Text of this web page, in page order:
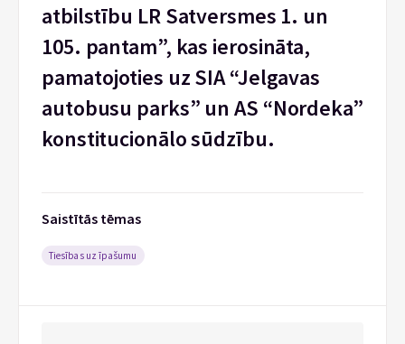
atbilstību LR Satversmes 1. un
105. pantam”, kas ierosināta,
pamatojoties uz SIA “Jelgavas
autobusu parks” un AS “Nordeka”
konstitucionālo sūdzību.
Saistītās tēmas
Tiesības uz īpašumu